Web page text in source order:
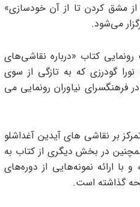
مشق کردن تا از آن خودسازی»
کتاب «درباره نقاشی‌های
گودرزی که به تازگی از سوی
منتشر شده است عصر روز پنجشنبه ۱۷ مهر در فرهنگسرای نیاوران رونمایی می
بر نقاشی های آیدین آغداشلو
در بخش دیگری از کتاب به
ارائه نمونه‌هایی از دوره‌های
گذاشته است.